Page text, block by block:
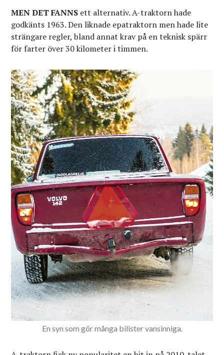
MEN DET FANNS ett alternativ. A-traktorn hade
godkänts 1963. Den liknade epatraktorn men hade lite
strängare regler, bland annat krav på en teknisk spärr
för farter över 30 kilometer i timmen.
En syn som gör många bilister vansinniga.